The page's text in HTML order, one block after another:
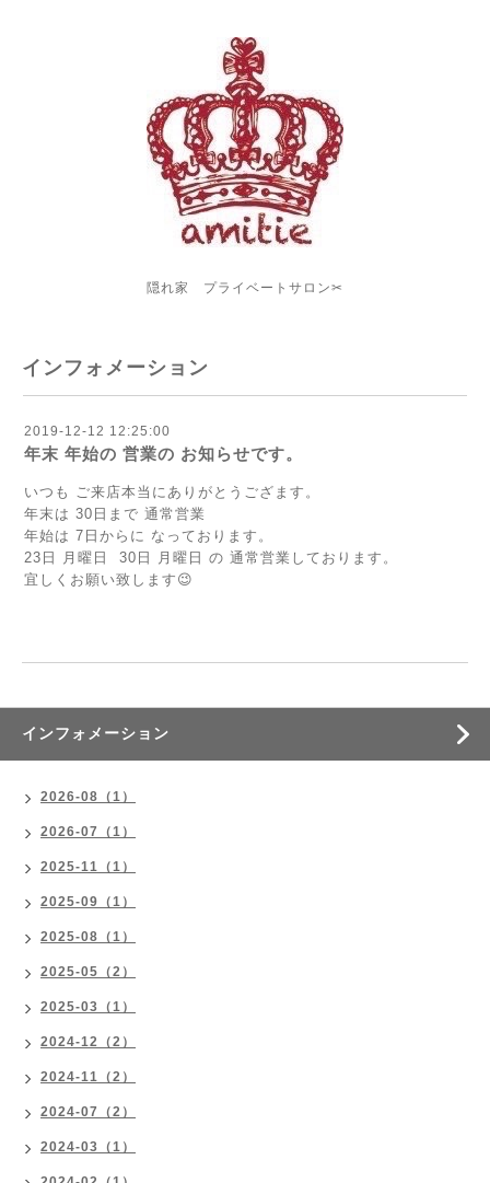
隠れ家 プライベートサロン✂︎
インフォメーション
2019-12-12 12:25:00
年末 年始の 営業の お知らせです。
いつも ご来店本当にありがとうござます。
年末は 30日まで 通常営業
年始は 7日からに なっております。
23日 月曜日 30日 月曜日 の 通常営業しております。
宜しくお願い致します😉
インフォメーション
2026-08（1）
2026-07（1）
2025-11（1）
2025-09（1）
2025-08（1）
2025-05（2）
2025-03（1）
2024-12（2）
2024-11（2）
2024-07（2）
2024-03（1）